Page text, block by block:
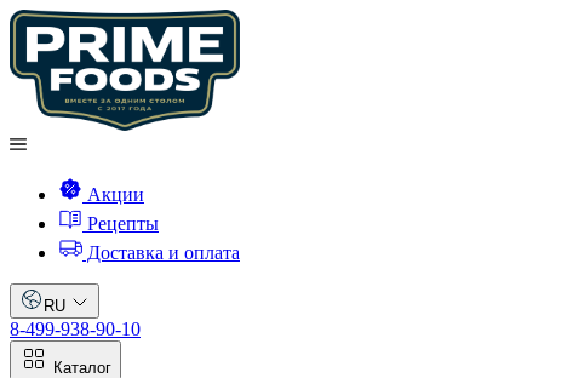
Акции
Рецепты
Доставка и оплата
RU
8-499-938-90-10
Каталог